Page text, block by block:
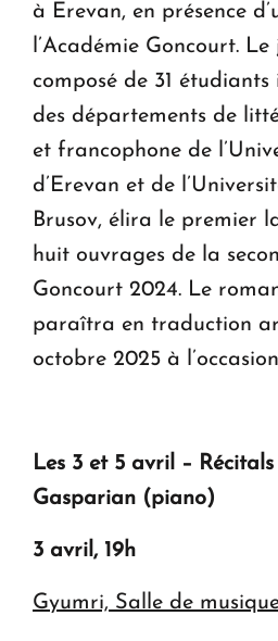
à Erevan, en présence
l’Académie Goncourt.
composé de 31 étudiants
des départements de
et francophone de
d’Erevan et de
Brusov, élira le premier
huit ouvrages de la
Goncourt 2024. Le
paraîtra en traduction
octobre 2025 à
Les 3 et 5 avril –
Gasparian (piano)
3 avril, 19h
Gyumri, Salle de